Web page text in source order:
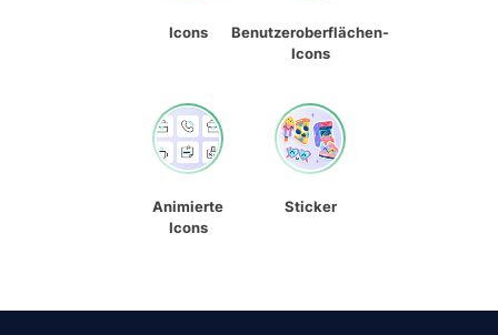
Icons
Benutzeroberflächen-
Icons
Animierte
Icons
Sticker